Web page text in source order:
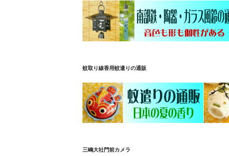
蚊取り線香用蚊遣りの通販
三嶋大社門前カメラ